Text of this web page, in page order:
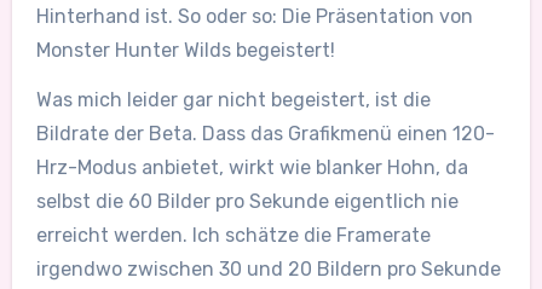
Hinterhand ist. So oder so: Die Präsentation von
Monster Hunter Wilds begeistert!
Was mich leider gar nicht begeistert, ist die
Bildrate der Beta. Dass das Grafikmenü einen 120-
Hrz-Modus anbietet, wirkt wie blanker Hohn, da
selbst die 60 Bilder pro Sekunde eigentlich nie
erreicht werden. Ich schätze die Framerate
irgendwo zwischen 30 und 20 Bildern pro Sekunde